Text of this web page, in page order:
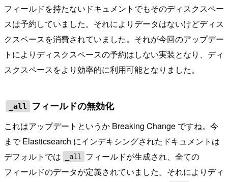
フィールドを持たないドキュメントでもそのディスクスペー
スは予約していました。それによりデータはないけどディス
クスペースを消費されていました。それが今回のアップデー
トによりディスクスペースの予約はしない実装となり、ディ
スクスペースをより効率的に利用可能となりました。
_all フィールドの無効化
これはアップデートというか Breaking Change ですね。今
まで Elasticsearch にインデキシングされたドキュメントは
デフォルトでは
_all
フィールドが生成され、全ての
フィールドのデータが定義されていました。それによりディ